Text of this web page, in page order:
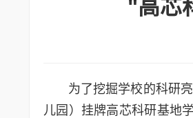
"高芯
为了挖掘学校的科研
儿园）挂牌高芯科研基地